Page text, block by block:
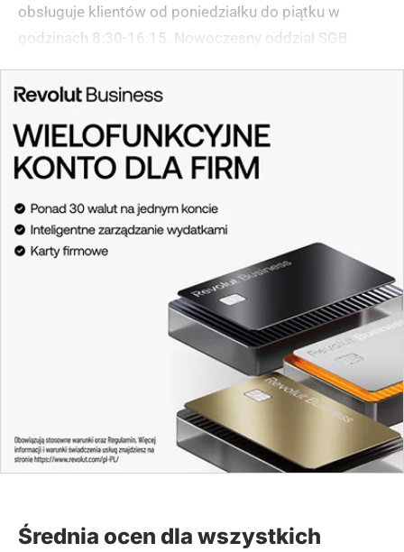
obsługuje klientów od poniedziałku do piątku w
godzinach 8:30-16:15. Nowoczesny oddział SGB
otoczeniu innych punktów usługowych, takich jak
(zgłoś, jeśli ten opis wprowadza w błąd)
Średnia ocen dla wszystkich